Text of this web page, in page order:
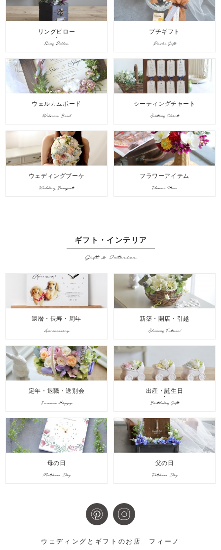
リングピロー
Ring Pillow
プチギフト
Puchi Gift
ウェルカムボード
Welcome Bord
シーティングチャート
Seating Chart
ウェディングブーケ
Wedding Bouquet
フラワーアイテム
Flower Item
ギフト・インテリア
Gift & Interior
還暦・長寿・周年
Anniversary
新築・開店・引越
Shining Future!
定年・退職・送別会
Forever Happy
出産・誕生日
Birthday Gift
母の日
Mothers Day
父の日
Fathers Day
ウェディングとギフトのお店 フィーノ